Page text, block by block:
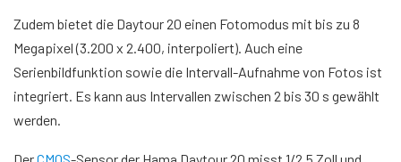
Zudem bietet die Daytour 20 einen Fotomodus mit bis zu 8
Megapixel (3.200 x 2.400, interpoliert). Auch eine
Serienbildfunktion sowie die Intervall-Aufnahme von Fotos ist
integriert. Es kann aus Intervallen zwischen 2 bis 30 s gewählt
werden.
DerCMOS-Sensor der Hama Daytour 20 misst 1/2,5 Zoll und